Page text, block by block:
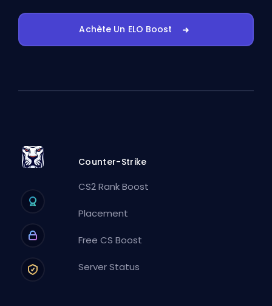
Achète Un ELO Boost
Counter-Strike
CS2 Rank Boost
Placement
Free CS Boost
Server Status